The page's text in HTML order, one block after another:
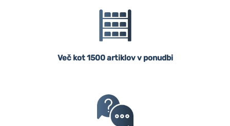
Več kot 1500 artiklov v ponudbi